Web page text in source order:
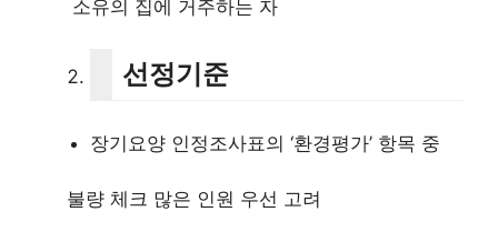
소유의 집에 거주하는 자
선정기준
장기요양 인정조사표의 ‘환경평가’ 항목 중
불량 체크 많은 인원 우선 고려